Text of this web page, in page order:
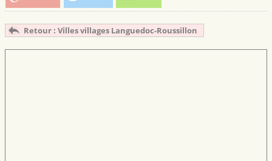
Retour : Villes villages Languedoc-Roussillon